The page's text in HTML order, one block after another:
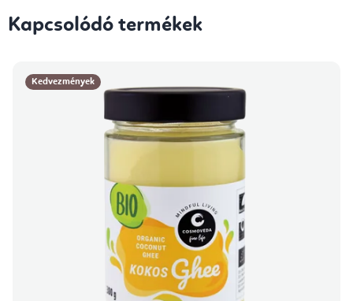
Kapcsolódó termékek
Kedvezmények